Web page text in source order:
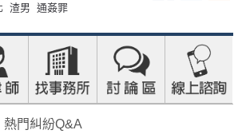
渣男 通姦罪
熱門糾紛Q&A